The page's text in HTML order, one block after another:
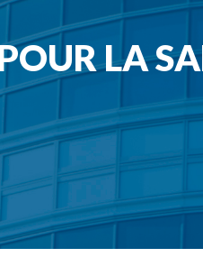
LA